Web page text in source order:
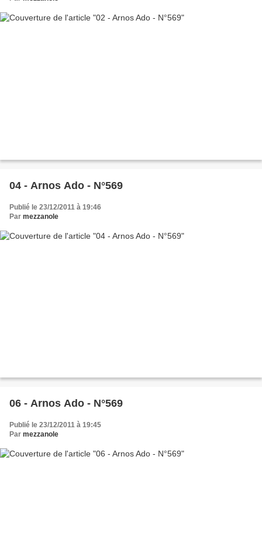
04 - Arnos Ado - N°569
Publié le 23/12/2011 à 19:46
Par mezzanole
06 - Arnos Ado - N°569
Publié le 23/12/2011 à 19:45
Par mezzanole